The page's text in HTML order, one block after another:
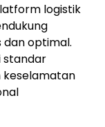
logistik
optimal.
standar
keselamatan